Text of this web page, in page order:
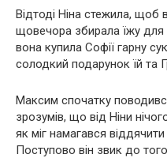
Відтоді Ніна стежила, щоб
щовечора збирала їжу для
вона купила Софії гарну
солодкий подарунок їй та
Максим спочатку
зрозумів, що від Ніни
як міг намагався
Поступово він звик до